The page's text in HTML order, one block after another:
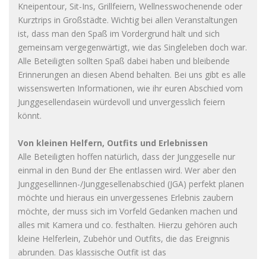
Kneipentour, Sit-Ins, Grillfeiern, Wellnesswochenende oder
Kurztrips in Großstädte. Wichtig bei allen Veranstaltungen
ist, dass man den Spaß im Vordergrund hält und sich
gemeinsam vergegenwärtigt, wie das Singleleben doch war.
Alle Beteiligten sollten Spaß dabei haben und bleibende
Erinnerungen an diesen Abend behalten. Bei uns gibt es alle
wissenswerten Informationen, wie ihr euren Abschied vom
Junggesellendasein würdevoll und unvergesslich feiern
könnt.
Von kleinen Helfern, Outfits und Erlebnissen
Alle Beteiligten hoffen natürlich, dass der Junggeselle nur
einmal in den Bund der Ehe entlassen wird. Wer aber den
Junggesellinnen-/Junggesellenabschied (JGA) perfekt planen
möchte und hieraus ein unvergessenes Erlebnis zaubern
möchte, der muss sich im Vorfeld Gedanken machen und
alles mit Kamera und co. festhalten. Hierzu gehören auch
kleine Helferlein, Zubehör und Outfits, die das Ereignnis
abrunden. Das klassische Outfit ist das